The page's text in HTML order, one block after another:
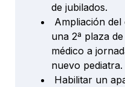
de jubilados.
Ampliación
una 2ª plaza de
médico a
nuevo pediatra.
Habilitar un